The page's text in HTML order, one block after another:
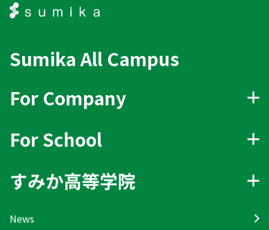
Sumika All Campus
For Company
For School
すみか高等学院
News